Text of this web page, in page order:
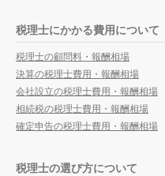
税理士にかかる費用について
税理士の顧問料・報酬相場
決算の税理士費用・報酬相場
会社設立の税理士費用・報酬相場
相続税の税理士費用・報酬相場
確定申告の税理士費用・報酬相場
税理士の選び方について